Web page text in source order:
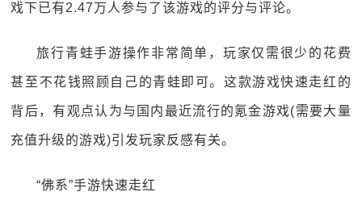
戏下已有2.47万人参与了该游戏的评分与评论。
旅行青蛙手游操作非常简单，玩家仅需很少的花费
甚至不花钱照顾自己的青蛙即可。这款游戏快速走红的
背后，有观点认为与国内最近流行的氪金游戏(需要大量
充值升级的游戏)引发玩家反感有关。
“佛系”手游快速走红